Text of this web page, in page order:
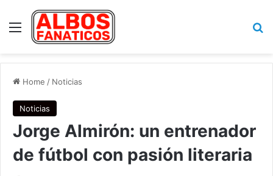
Menu
Home / Noticias
Noticias
Jorge Almirón: un entrenador
de fútbol con pasión literaria